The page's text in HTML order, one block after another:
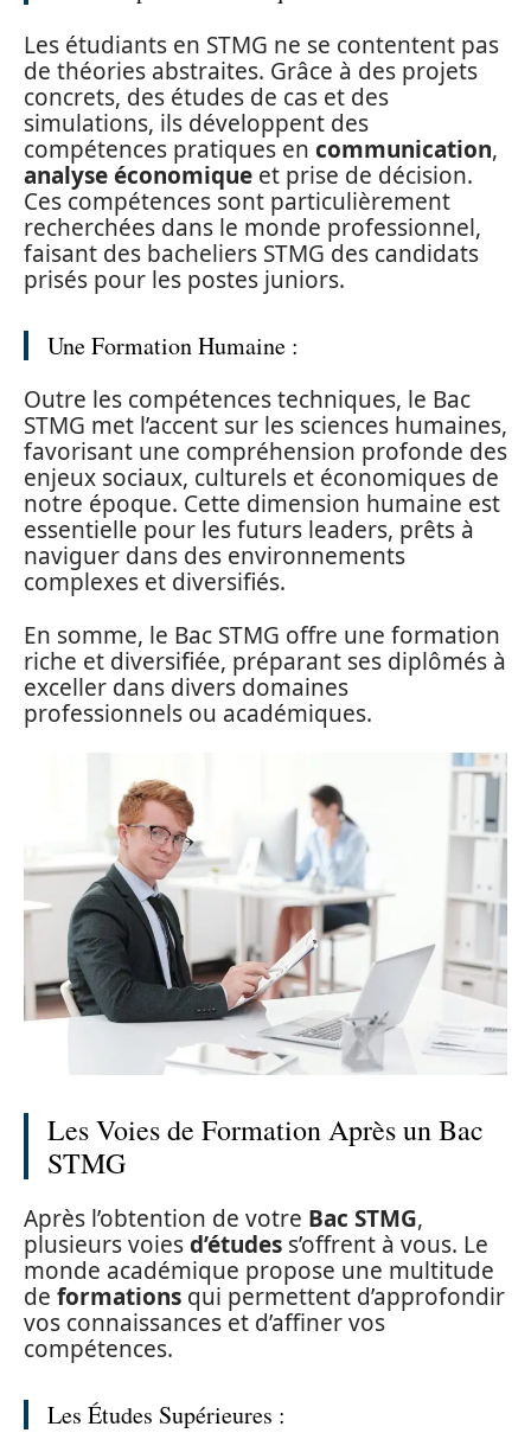
Les étudiants en STMG ne se contentent pas
de théories abstraites. Grâce à des projets
concrets, des études de cas et des
simulations, ils développent des
compétences pratiques en communication,
analyse économique et prise de décision.
Ces compétences sont particulièrement
recherchées dans le monde professionnel,
faisant des bacheliers STMG des candidats
prisés pour les postes juniors.
Une Formation Humaine :
Outre les compétences techniques, le Bac
STMG met l’accent sur les sciences humaines,
favorisant une compréhension profonde des
enjeux sociaux, culturels et économiques de
notre époque. Cette dimension humaine est
essentielle pour les futurs leaders, prêts à
naviguer dans des environnements
complexes et diversifiés.
En somme, le Bac STMG offre une formation
riche et diversifiée, préparant ses diplômés à
exceller dans divers domaines
professionnels ou académiques.
Les Voies de Formation Après un Bac
STMG
Après l’obtention de votre Bac STMG,
plusieurs voiesd’études s’offrent à vous. Le
monde académique propose une multitude
de formations qui permettent d’approfondir
vos connaissances et d’affiner vos
compétences.
Les Études Supérieures :